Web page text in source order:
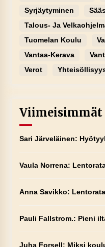
Syrjäytyminen
Talous- Ja
Tuomelan Koulu
Vantaa-Kerava
Verot
Sari Järveläinen:
Vaula Norrena:
Anna Savikko:
Pauli Fallstrom.: Pieni
Juha Forsell: Miksi